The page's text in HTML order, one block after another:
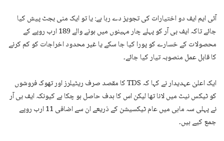
آئی ایم ایف دو اختیارات کی تجویز دے رہا ہے: یا تو ایک منی بجٹ پیش کیا
جائے تاکہ ایف بی آر کو پہلے چار مہینوں میں ہونے والے 189 ارب روپے کے
محصولات کے خسارے کو پورا کیا جا سکے یا غیر محدود اخراجات کو کم کرنے
کا قابل عمل منصوبہ تیار کیا جائے۔
ایک اعلیٰ عہدیدار نے کہا کہ TDS کا مقصد صرف ریٹیلرز اور تھوک فروشوں
کو ٹیکس نیٹ میں لانا تھا لیکن اس کا ہدف حاصل ہو چکا ہے کیونکہ ایف بی آر
نے پہلی سہ ماہی میں عام ٹیکسیشن کے ذریعے ان سے اضافی 11 ارب روپے
جمع کیے ہیں۔